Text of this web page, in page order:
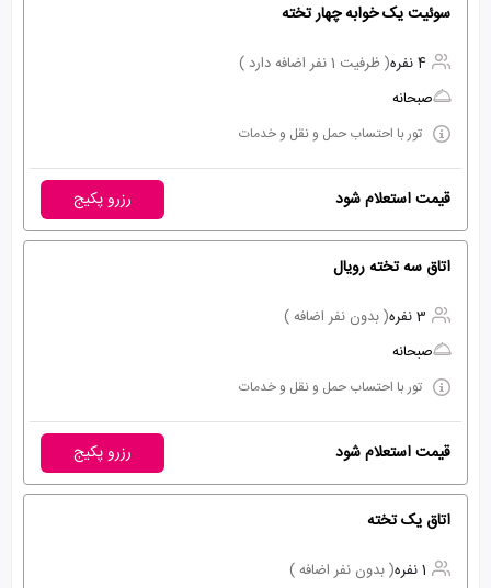
سوئیت یک خوابه چهار تخته
4 نفره
( ظرفیت 1 نفر اضافه دارد )
صبحانه
تور با احتساب حمل و نقل و خدمات
قیمت استعلام شود رزرو پکیج
اتاق سه تخته رویال
3 نفره
( بدون نفر اضافه )
صبحانه
تور با احتساب حمل و نقل و خدمات
قیمت استعلام شود رزرو پکیج
اتاق یک تخته
1 نفره ( بدون نفر اضافه )